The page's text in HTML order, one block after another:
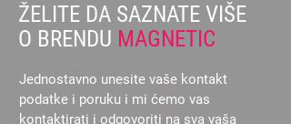
ŽELITE DA SAZNATE VIŠE
O BRENDU MAGNETIC
Jednostavno unesite vaše kontakt
podatke i poruku i mi ćemo vas
kontaktirati i odgovoriti na sva vaša